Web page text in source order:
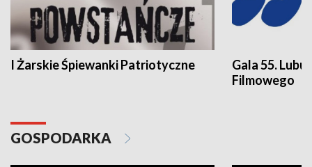
I Żarskie Śpiewanki Patriotyczne
Gala 55.
Filmowego
GOSPODARKA